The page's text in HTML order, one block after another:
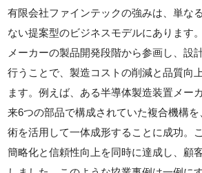
有限会社ファインテックの強みは、単な
ない提案型のビジネスモデルにあります
メーカーの製品開発段階から参画し、設
行うことで、製造コストの削減と品質向
ます。例えば、ある半導体製造装置メー
来6つの部品で構成されていた複合機構
術を活用して一体成形することに成功。
簡略化と信頼性向上を同時に達成し、顧